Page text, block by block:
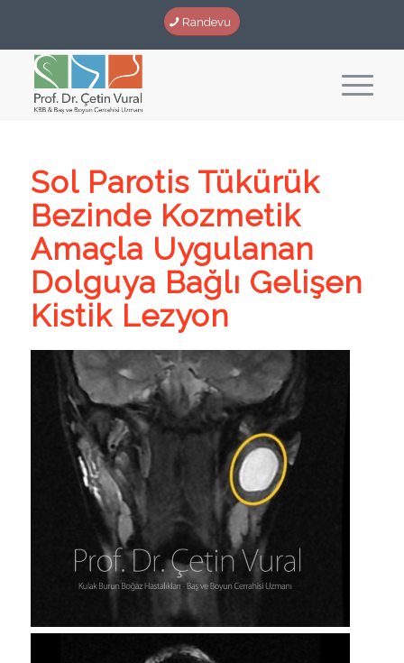
Randevu
Sol Parotis Tükürük
Bezinde Kozmetik
Amaçla Uygulanan
Dolguya Bağlı Gelişen
Kistik Lezyon